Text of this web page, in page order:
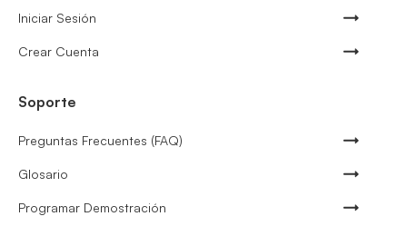
Iniciar Sesión
Crear Cuenta
Soporte
Preguntas Frecuentes (FAQ)
Glosario
Programar Demostración